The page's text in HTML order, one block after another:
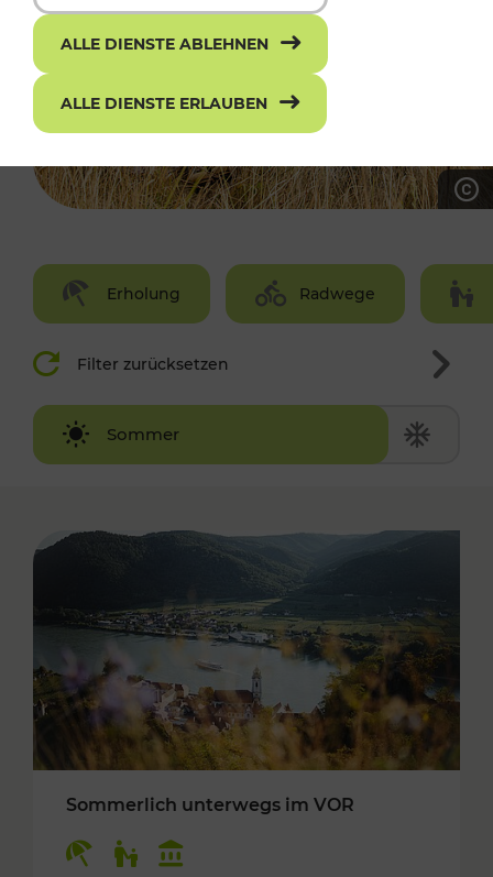
Erholung Radwege
Filter zurücksetzen
Sommer
Winter
Sommerlich unterwegs im VOR
ALLE DIENSTE ABLEHNEN
ALLE DIENSTE ERLAUBEN